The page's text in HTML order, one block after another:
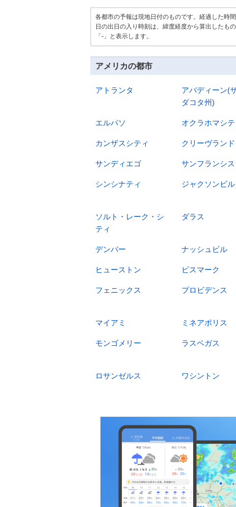
各都市の予報は現地日付のものです。経過した時
日の出日の入り時刻は、緯度経度から算出したも
「-」と表示します。
アメリカの都市
アトランタ
アバディーン(
ダコタ州)
エルパソ オクラホマシテ
カンザスシティ クリーヴランド
サンディエゴ サンフランシス
シンシナティ ジャクソンビル
ソルト・レーク・シ
ティ
ダラス
デンバー ナッシュビル
ヒューストン ビスマーク
フェニックス プロビデンス
マイアミ ミネアポリス
モンゴメリー ラスベガス
ロサンゼルス ワシントン